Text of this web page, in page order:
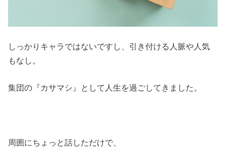
しっかりキャラではないですし、引き付ける人脈や人気
もなし。
集団の『カサマシ』として人生を過ごしてきました。
周囲にちょっと話しただけで、